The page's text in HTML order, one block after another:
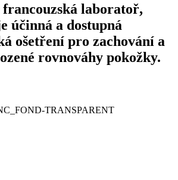
laboratoř,
účinná a dostupná
ošetření pro zachování a
rovnováhy pokožky.